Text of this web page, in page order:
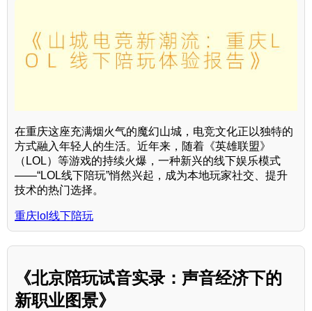
在重庆这座充满烟火气的魔幻山城，电竞文化正以独特的
方式融入年轻人的生活。近年来，随着《英雄联盟》
（LOL）等游戏的持续火爆，一种新兴的线下娱乐模式
——“LOL线下陪玩”悄然兴起，成为本地玩家社交、提升
技术的热门选择。
重庆lol线下陪玩
《北京陪玩试音实录：声音经济下的
新职业图景》